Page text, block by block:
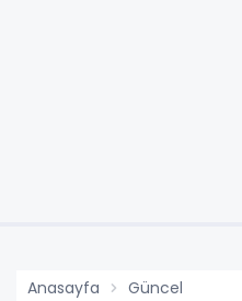
Anasayfa Güncel